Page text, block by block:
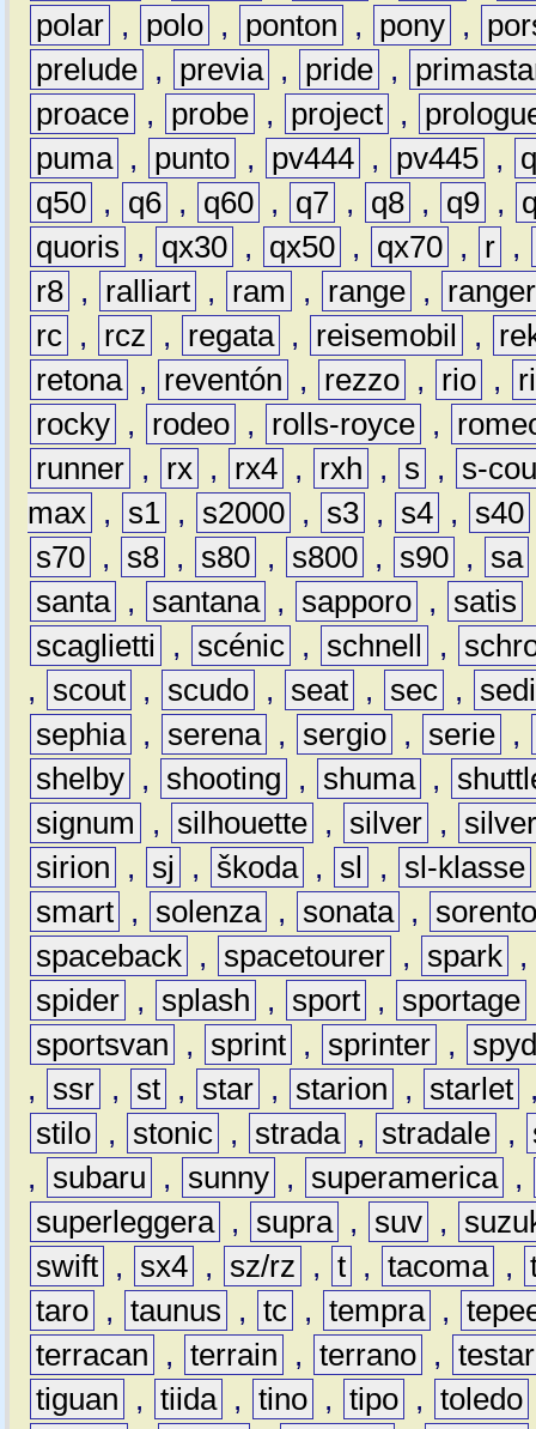
polar , polo , ponton , pony ,
prelude , previa , pride ,
proace , probe , project ,
puma , punto , pv444 , pv445 ,
q50 , q6 , q60 , q7 , q8 , q9 ,
quoris
, qx30 , qx50 , qx70 , r ,
r8 , ralliart , ram , range ,
ranger
rc , rcz , regata , reisemobil ,
retona , reventón , rezzo , rio ,
rocky , rodeo , rolls-royce ,
runner , rx , rx4 , rxh , s ,
s-
max , s1 , s2000 , s3 , s4 , s40
s70 , s8 , s80 , s800 , s90 , sa
santa , santana , sapporo , satis
scaglietti
, scénic , schnell ,
,
scout , scudo , seat , sec ,
sephia , serena , sergio , serie ,
shelby , shooting , shuma ,
signum
, silhouette , silver ,
sirion
, sj , škoda , sl , sl-klasse
smart , solenza , sonata ,
spaceback , spacetourer , spark ,
spider , splash , sport , sportage
sportsvan
, sprint , sprinter ,
,
ssr , st , star , starion , starlet
stilo , stonic , strada , stradale ,
,
subaru , sunny , superamerica ,
superleggera , supra , suv ,
swift , sx4 , sz/rz , t , tacoma ,
taro , taunus , tc , tempra ,
terracan
, terrain , terrano ,
tiguan
, tiida , tino , tipo , toledo